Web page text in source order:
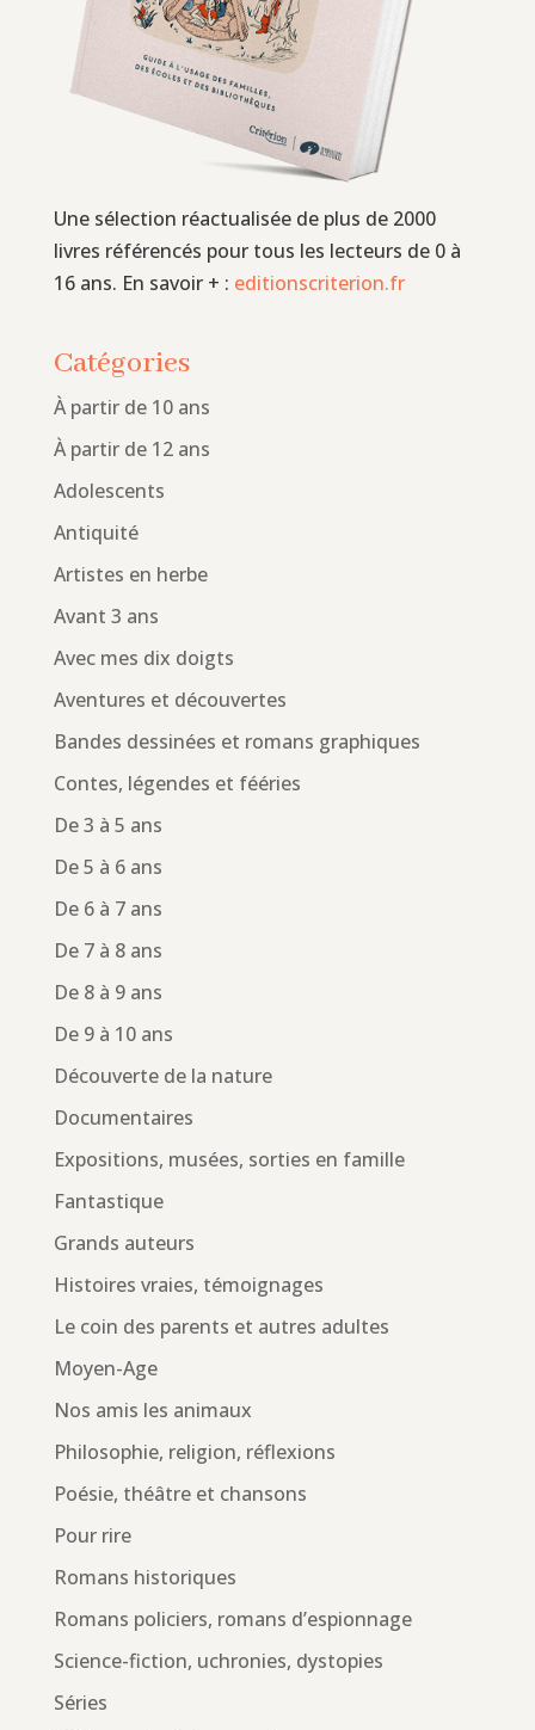
Une sélection réactualisée de plus de 2000
livres référencés pour tous les lecteurs de 0 à
16 ans. En savoir + : editionscriterion.fr
Catégories
À partir de 10 ans
À partir de 12 ans
Adolescents
Antiquité
Artistes en herbe
Avant 3 ans
Avec mes dix doigts
Aventures et découvertes
Bandes dessinées et romans graphiques
Contes, légendes et fééries
De 3 à 5 ans
De 5 à 6 ans
De 6 à 7 ans
De 7 à 8 ans
De 8 à 9 ans
De 9 à 10 ans
Découverte de la nature
Documentaires
Expositions, musées, sorties en famille
Fantastique
Grands auteurs
Histoires vraies, témoignages
Le coin des parents et autres adultes
Moyen-Age
Nos amis les animaux
Philosophie, religion, réflexions
Poésie, théâtre et chansons
Pour rire
Romans historiques
Romans policiers, romans d’espionnage
Science-fiction, uchronies, dystopies
Séries